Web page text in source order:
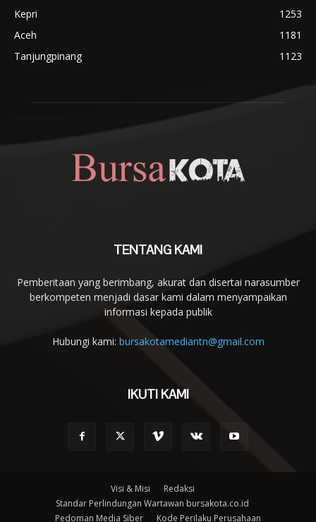
Kepri
1253
Aceh
1181
Tanjungpinang
1123
TENTANG KAMI
Pemberitaan yang berimbang, akurat dan disertai narasumber
berkompeten menjadi dasar kami dalam menyampaikan
informasi kepada publik
Hubungi kami: bursakotamediantn@gmail.com
IKUTI KAMI
Visi & Misi
Redaksi
Standar Perlindungan Wartawan bursakota.co.id
Pedoman Media Siber
Kode Perilaku Perusahaan